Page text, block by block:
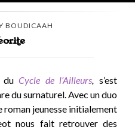
BOUDICAAH
duCycle de l’Ailleurs, s’est
du surnaturel. Avec un duo
roman jeunesse initialement
nous fait retrouver des